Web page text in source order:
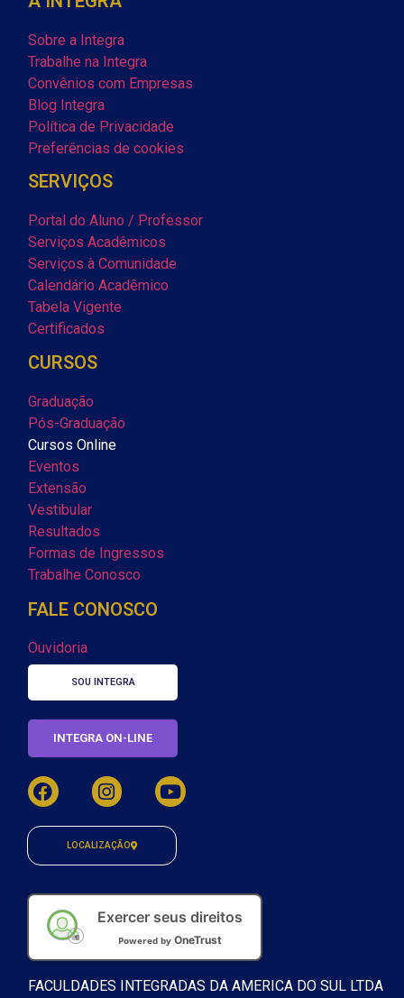
Sobre a Integra
Trabalhe na Integra
Convênios com Empresas
Blog Integra
Política de Privacidade
Preferências de cookies
SERVIÇOS
Portal do Aluno / Professor
Serviços Acadêmicos
Serviços à Comunidade
Calendário Acadêmico
Tabela Vigente
Certificados
CURSOS
Graduação
Pós-Graduação
Cursos Online
Eventos
Extensão
Vestibular
Resultados
Formas de Ingressos
Trabalhe Conosco
FALE CONOSCO
Ouvidoria
SOU INTEGRA
INTEGRA ON-LINE
LOCALIZAÇÃO
Exercer seus direitos
Powered by OneTrust
FACULDADES INTEGRADAS DA AMERICA DO SUL LTDA